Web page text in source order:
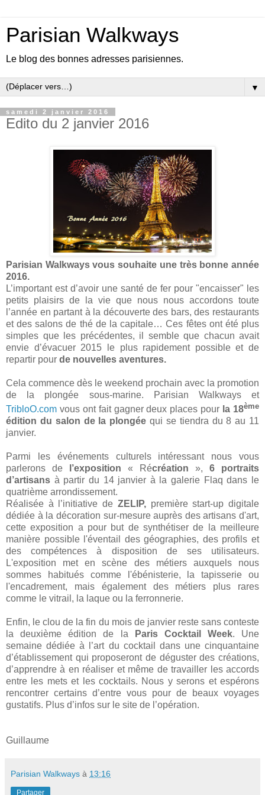
Parisian Walkways
Le blog des bonnes adresses parisiennes.
▼
samedi 2 janvier 2016
Edito du 2 janvier 2016
Parisian Walkways vous souhaite une très bonne année
2016.
L’important est d’avoir une santé de fer pour "encaisser" les
petits plaisirs de la vie que nous nous accordons toute
l’année en partant à la découverte des bars, des restaurants
et des salons de thé de la capitale… Ces fêtes ont été plus
simples que les précédentes, il semble que chacun avait
envie d’évacuer 2015 le plus rapidement possible et de
repartir pour de nouvelles aventures.
Cela commence dès le weekend prochain avec la promotion
de la plongée sous-marine. Parisian Walkways et
TribloO.com vous ont fait gagner deux places pour la 18ème
édition du salon de la plongée qui se tiendra du 8 au 11
janvier.
Parmi les événements culturels intéressant nous vous
parlerons de
l’exposition « Récréation », 6 portraits
d’artisans à partir du 14 janvier à la galerie Flaq dans le
quatrième arrondissement.
Réalisée à l’initiative de ZELIP,première start-up digitale
dédiée à la décoration sur-mesure auprès des artisans d'art,
cette exposition a pour but de synthétiser de la meilleure
manière possible l'éventail des géographies, des profils et
des compétences à disposition de ses utilisateurs.
L'exposition met en scène des métiers auxquels nous
sommes habitués comme l'ébénisterie, la tapisserie ou
l'encadrement, mais également des métiers plus rares
comme le vitrail, la laque ou la ferronnerie.
Enfin, le clou de la fin du mois de janvier reste sans conteste
la deuxième édition de la
Paris Cocktail Week. Une
semaine dédiée à l’art du cocktail dans une cinquantaine
d’établissement qui proposeront de déguster des créations,
d’apprendre à en réaliser et même de travailler les accords
entre les mets et les cocktails. Nous y serons et espérons
rencontrer certains d’entre vous pour de beaux voyages
gustatifs. Plus d’infos sur le site de l’opération.
Guillaume
Parisian Walkways à 13:16
Partager